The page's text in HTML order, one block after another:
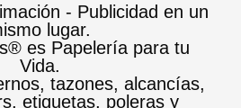
- Publicidad en un
lugar.
es Papelería para tu
Vida.
tazones, alcancías,
etiquetas, poleras y